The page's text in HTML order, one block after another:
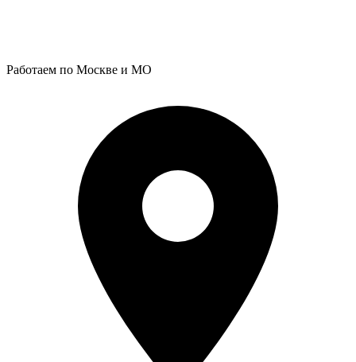
Работаем по Москве и МО